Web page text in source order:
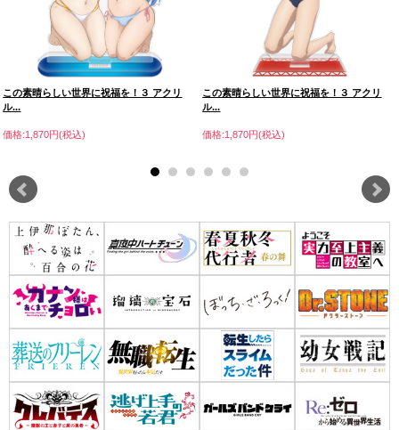
この素晴らしい世界に祝福を！３ アクリ
ル...
価格:1,870円(税込)
この素晴らしい世界に祝福を！３ アクリ
ル...
価格:1,870円(税込)